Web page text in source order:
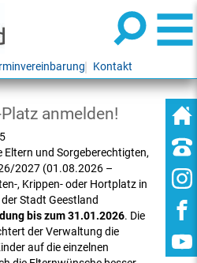
Kontakt
anmelden!
Eltern und Sorgeberechtigten,
2027 (01.08.2026 –
, Krippen- oder Hortplatz in
Stadt Geestland
bis zum 31.01.2026. Die
der Verwaltung die
auf die einzelnen